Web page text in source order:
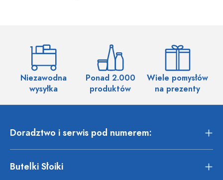
Niezawodna
wysyłka
Ponad 2.000
produktów
Wiele pomysłów
na prezenty
Doradztwo i serwis pod numerem:
Butelki Słoiki